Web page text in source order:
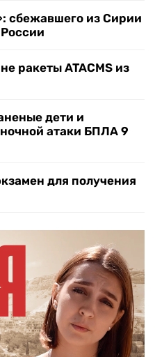
сбежавшего из Сирии
ракеты ATACMS из
дети и
атаки БПЛА 9
для получения